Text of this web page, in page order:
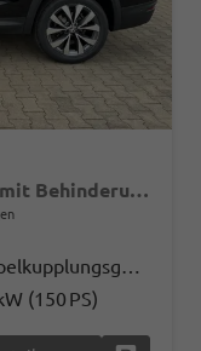
Selection Angebot f. Menschen mit Behinderung 100%! 2.0 TDI 150PS DSG, 17" Alu, Parksensoren v/h, Rückfahrkamera, 3-Zonen-Climatronic, SunSet, Sitzheizung, Side Assist, Fernlicht-Assist, Tempomat, Infotainment 10" + Smartlink, Virtual Cockpit, M-Leder
Doppelkupplungsgetriebe (DSG)
(150 PS)